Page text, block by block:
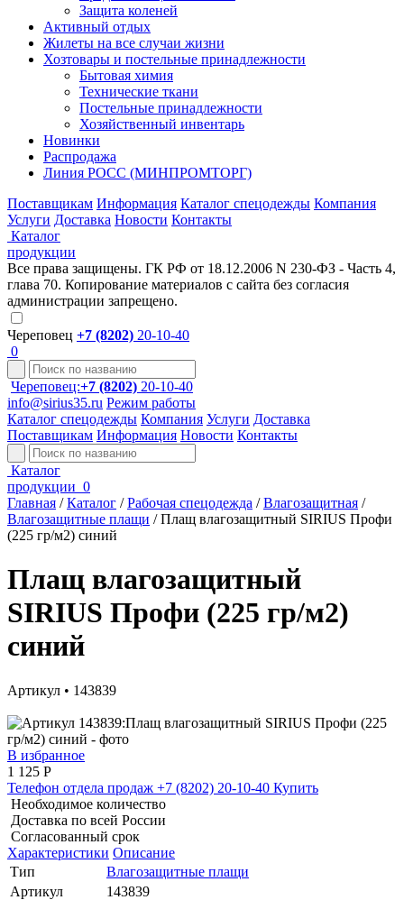
Защита коленей
Активный отдых
Жилеты на все случаи жизни
Хозтовары и постельные принадлежности
Бытовая химия
Технические ткани
Постельные принадлежности
Хозяйственный инвентарь
Новинки
Распродажа
Линия РОСС (МИНПРОМТОРГ)
Поставщикам Информация Каталог спецодежды Компания
Услуги Доставка Новости Контакты
Каталог
продукции
Все права защищены. ГК РФ от 18.12.2006 N 230-ФЗ - Часть 4,
глава 70. Копирование материалов с сайта без согласия
администрации запрещено.
Череповец +7 (8202) 20-10-40
0
Череповец:+7 (8202) 20-10-40
info@sirius35.ru Режим работы
Каталог спецодежды Компания Услуги Доставка
Поставщикам Информация Новости Контакты
Каталог
продукции 0
Главная / Каталог / Рабочая спецодежда / Влагозащитная /
Влагозащитные плащи / Плащ влагозащитный SIRIUS Профи
(225 гр/м2) синий
Плащ влагозащитный
SIRIUS Профи (225 гр/м2)
синий
Артикул • 143839
В избранное
1 125 Р
Телефон отдела продаж +7 (8202) 20-10-40 Купить
Необходимое количество
Доставка по всей России
Согласованный срок
Характеристики Описание
Тип
Влагозащитные плащи
Артикул
143839